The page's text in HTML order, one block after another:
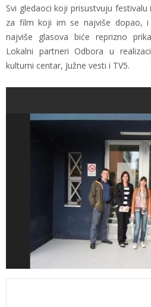
Svi gledaoci koji prisustvuju
za film koji im se najviše dopao,
najviše glasova biće reprizno
Lokalni partneri Odbora u
kulturni centar, Južne vesti i TV5.